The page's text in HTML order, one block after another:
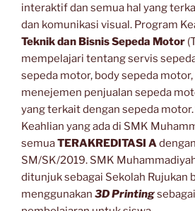
interaktif dan semua hal yang
dan komunikasi visual. Program
Teknik dan Bisnis Sepeda Motor
mempelajari tentang servis
sepeda motor, body sepeda
menejemen penjualan sepeda
yang terkait dengan sepeda
Keahlian yang ada di SMK
semuaTERAKREDITASI A
SM/SK/2019. SMK
ditunjuk sebagai Sekolah Rujukan
menggunakan 3D Printing